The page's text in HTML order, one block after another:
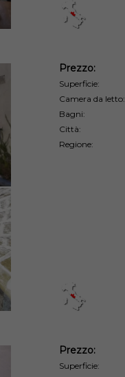
Prezzo:
Superficie:
Camera da letto:
Bagni:
Città:
Regione:
Prezzo:
Superficie: